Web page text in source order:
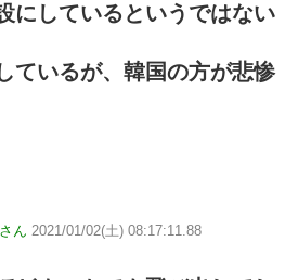
にしているというではない
ているが、韓国の方が悲惨
ん 2021/01/02(土) 08:17:11.88